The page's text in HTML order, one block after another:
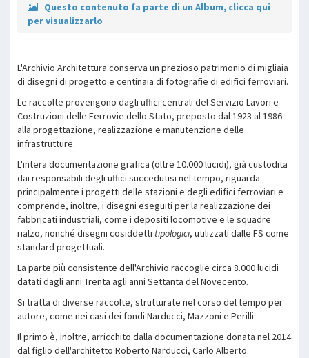
Questo contenuto fa parte di un Album, clicca qui
per visualizzarlo
L'Archivio Architettura conserva un prezioso patrimonio di migliaia
di disegni di progetto e centinaia di fotografie di edifici ferroviari.
Le raccolte provengono dagli uffici centrali del Servizio Lavori e
Costruzioni delle Ferrovie dello Stato, preposto dal 1923 al 1986
alla progettazione, realizzazione e manutenzione delle
infrastrutture.
L'intera documentazione grafica (oltre 10.000 lucidi), già custodita
dai responsabili degli uffici succedutisi nel tempo, riguarda
principalmente i progetti delle stazioni e degli edifici ferroviari e
comprende, inoltre, i disegni eseguiti per la realizzazione dei
fabbricati industriali, come i depositi locomotive e le squadre
rialzo, nonché disegni cosiddetti tipologici, utilizzati dalle FS come
standard progettuali.
La parte più consistente dell'Archivio raccoglie circa 8.000 lucidi
datati dagli anni Trenta agli anni Settanta del Novecento.
Si tratta di diverse raccolte, strutturate nel corso del tempo per
autore, come nei casi dei fondi Narducci, Mazzoni e Perilli.
Il primo è, inoltre, arricchito dalla documentazione donata nel 2014
dal figlio dell'architetto Roberto Narducci, Carlo Alberto.